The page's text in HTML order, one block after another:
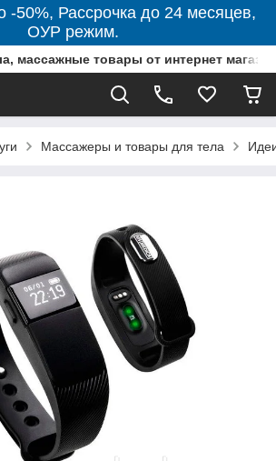
-50%, Рассрочка до 24 месяцев,
ОУР режим.
массажные товары от интернет
Массажеры и товары для тела